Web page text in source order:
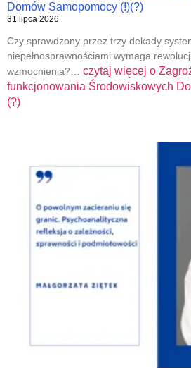
Domów Samopomocy (!)(?)
31 lipca 2026
Czy sprawdzony przez trzy dekady
niepełnosprawnościami wymaga
wzmocnienia?… czytaj więcej o
funkcjonowania Środowiskowych
(?)